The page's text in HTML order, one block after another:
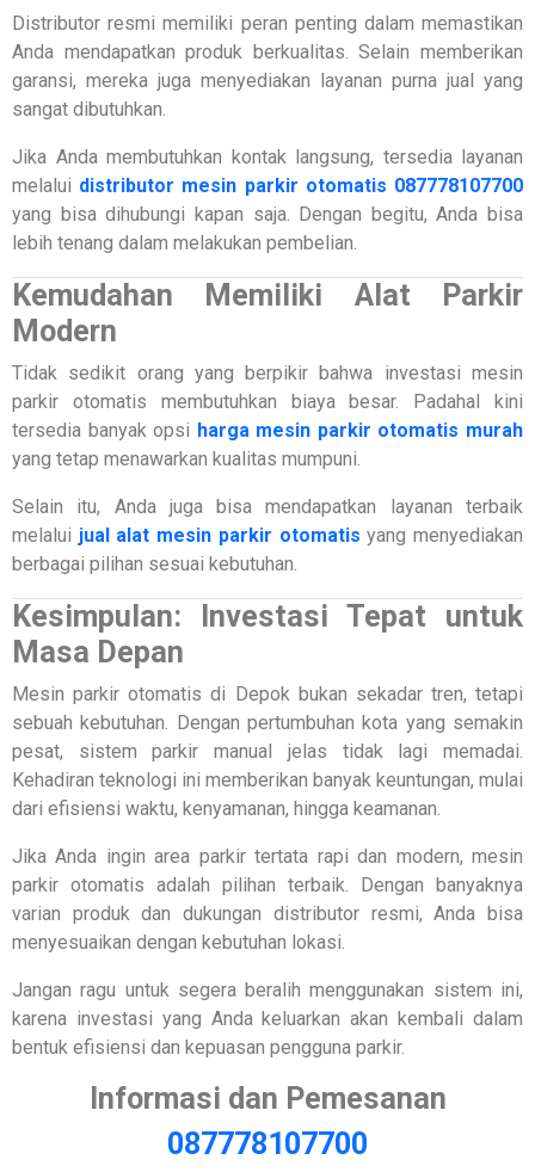
Distributor resmi memiliki peran penting dalam memastikan
Anda mendapatkan produk berkualitas. Selain memberikan
garansi, mereka juga menyediakan layanan purna jual yang
sangat dibutuhkan.
Jika Anda membutuhkan kontak langsung, tersedia layanan
melalui distributor mesin parkir otomatis 087778107700
yang bisa dihubungi kapan saja. Dengan begitu, Anda bisa
lebih tenang dalam melakukan pembelian.
Kemudahan Memiliki Alat Parkir
Modern
Tidak sedikit orang yang berpikir bahwa investasi mesin
parkir otomatis membutuhkan biaya besar. Padahal kini
tersedia banyak opsi harga mesin parkir otomatis murah
yang tetap menawarkan kualitas mumpuni.
Selain itu, Anda juga bisa mendapatkan layanan terbaik
melalui jual alat mesin parkir otomatis yang menyediakan
berbagai pilihan sesuai kebutuhan.
Kesimpulan: Investasi Tepat untuk
Masa Depan
Mesin parkir otomatis di Depok bukan sekadar tren, tetapi
sebuah kebutuhan. Dengan pertumbuhan kota yang semakin
pesat, sistem parkir manual jelas tidak lagi memadai.
Kehadiran teknologi ini memberikan banyak keuntungan, mulai
dari efisiensi waktu, kenyamanan, hingga keamanan.
Jika Anda ingin area parkir tertata rapi dan modern, mesin
parkir otomatis adalah pilihan terbaik. Dengan banyaknya
varian produk dan dukungan distributor resmi, Anda bisa
menyesuaikan dengan kebutuhan lokasi.
Jangan ragu untuk segera beralih menggunakan sistem ini,
karena investasi yang Anda keluarkan akan kembali dalam
bentuk efisiensi dan kepuasan pengguna parkir.
Informasi dan Pemesanan
087778107700